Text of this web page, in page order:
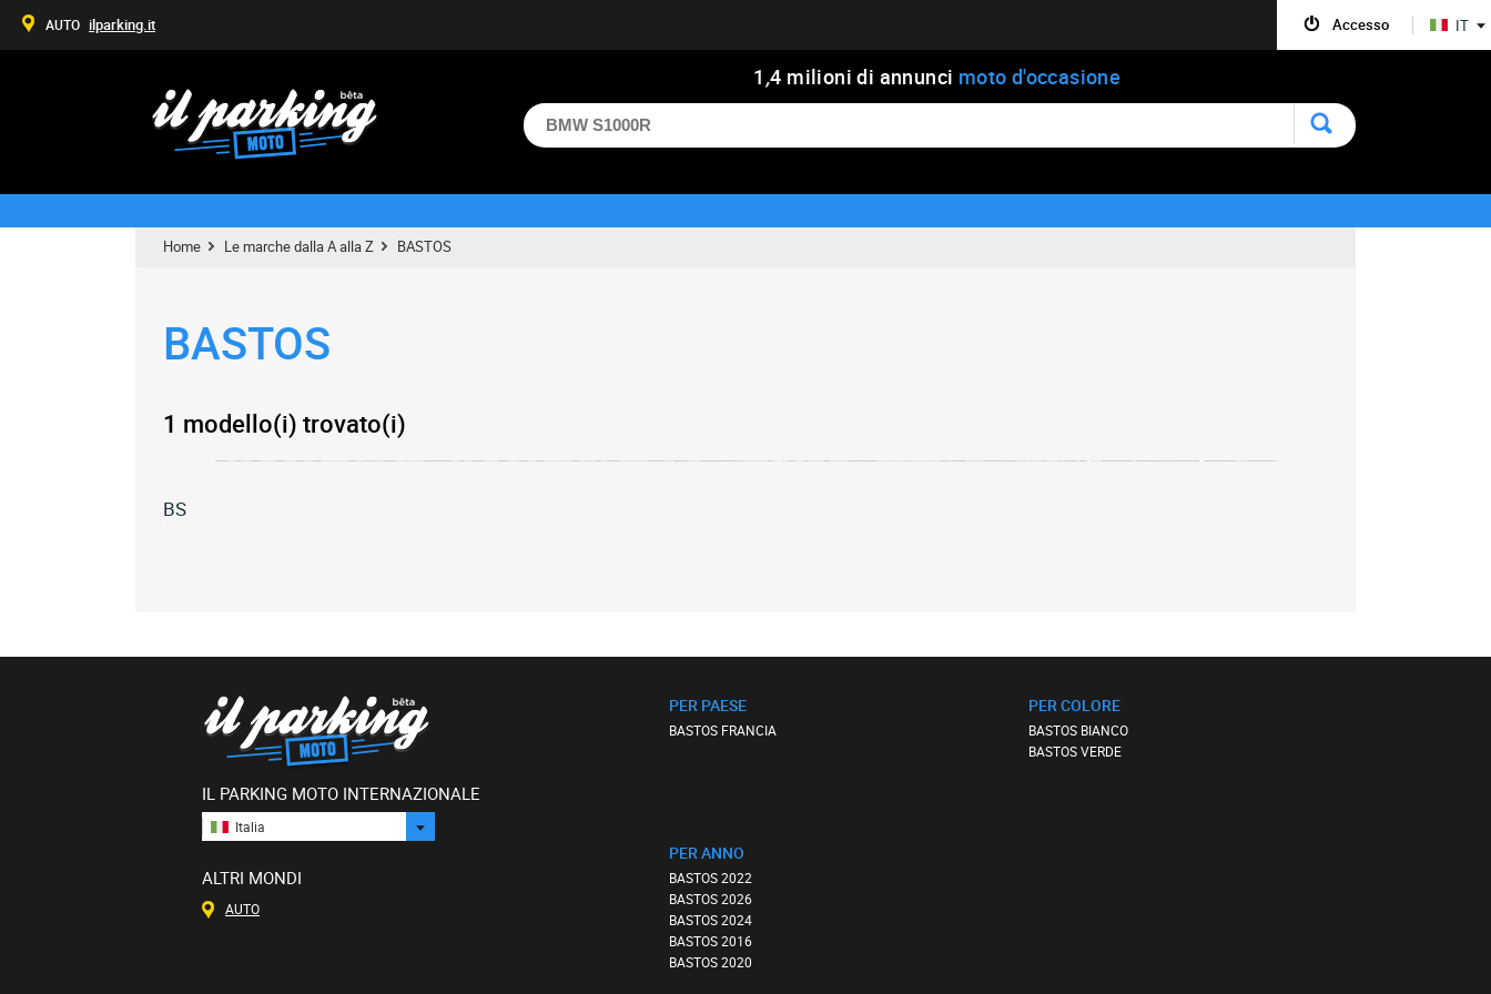
1 ,4 milioni di annunci moto d'occasione
Home Le marche dalla A alla Z BASTOS
BASTOS
1 modello(i) trovato(i)
BS
IL PARKING MOTO INTERNAZIONALE
Italia
ALTRI MONDI
AUTO
PER PAESE
BASTOS FRANCIA
PER ANNO
BASTOS 2022
BASTOS 2026
BASTOS 2024
BASTOS 2016
BASTOS 2020
PER COLORE
BASTOS BIANCO
BASTOS VERDE
Accesso
AUTO ilparking.it IT